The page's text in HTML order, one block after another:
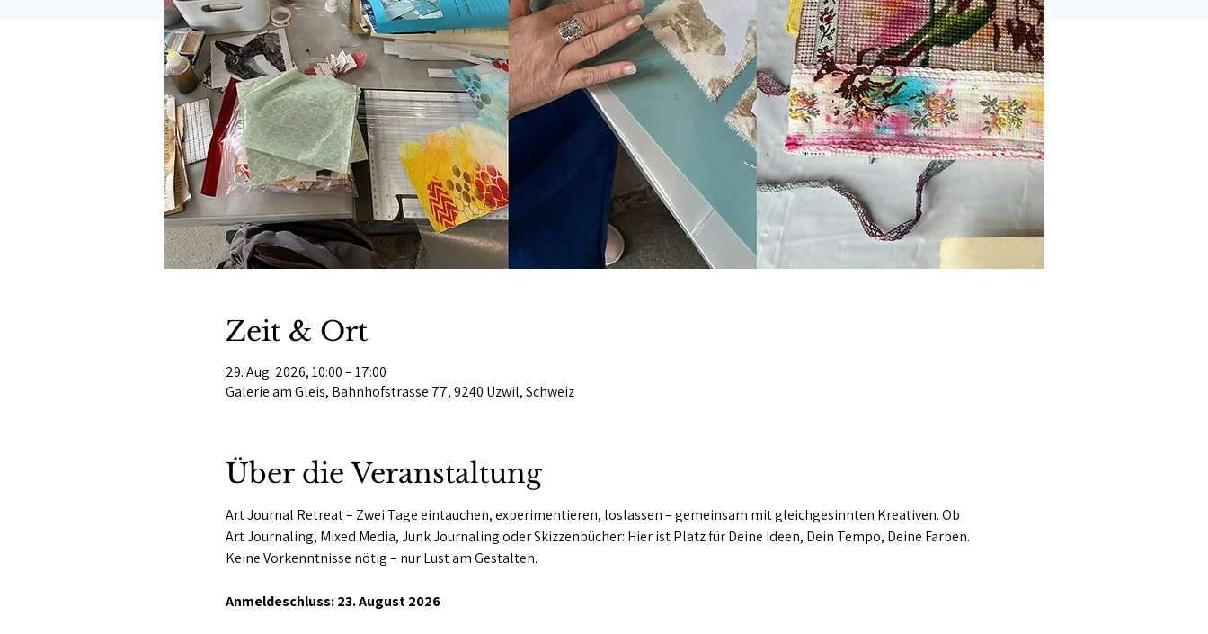
Zeit & Ort
29. Aug. 2026, 10:00 – 17:00
Galerie am Gleis, Bahnhofstrasse 77, 9240 Uzwil, Schweiz
Über die Veranstaltung
Art Journal Retreat – Zwei Tage eintauchen, experimentieren, loslassen – gemeinsam mit gleichgesinnten Kreativen. Ob
Art Journaling, Mixed Media, Junk Journaling oder Skizzenbücher: Hier ist Platz für Deine Ideen, Dein Tempo, Deine Farben.
Keine Vorkenntnisse nötig – nur Lust am Gestalten.
Anmeldeschluss: 23. August 2026